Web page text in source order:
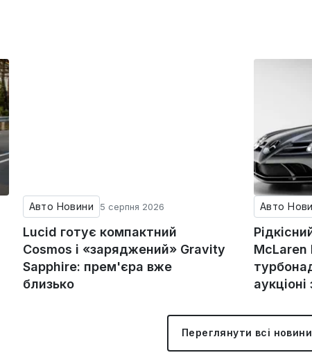
Авто Новини 5 серпня 2026
Lucid готує компактний
Cosmos і «заряджений» Gravity
Sapphire: прем'єра вже
близько
Авто
McLaren
Переглянути всі новини